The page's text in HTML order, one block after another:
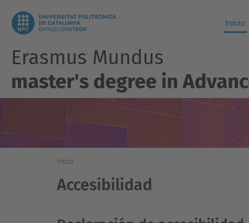
Inicio
Erasmus Mundus
master's degree in
Inicio
Accesibilidad